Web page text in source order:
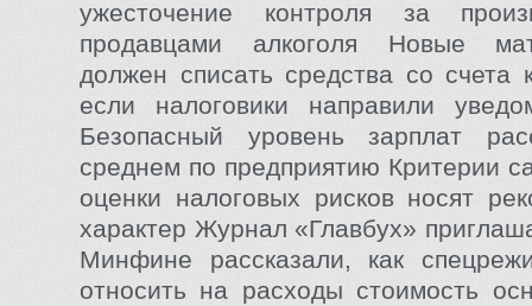
ужесточение контроля за
продавцами алкоголя Новые
должен списать средства со счета
если налоговики направили
Безопасный уровень зарплат
среднем по предприятию Критерии
оценки налоговых рисков носят
характер Журнал «Главбух»
Минфине рассказали, как
относить на расходы стоимость